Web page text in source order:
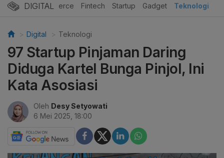
DIGITAL
E-Commerce Fintech Startup Gadget Teknologi
Digital Teknologi
97 Startup Pinjaman Daring
Diduga Kartel Bunga Pinjol, Ini
Kata Asosiasi
Oleh Desy Setyowati
6 Mei 2025, 18:00